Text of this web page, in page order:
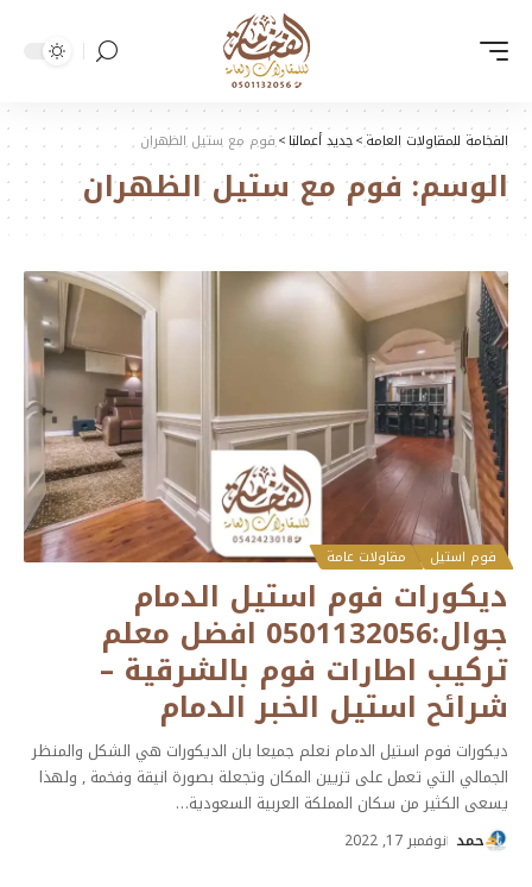
الفخامة للمقاولات العامة>جديد أعمالنا>فوم مع ستيل الظهران
الوسم: فوم مع ستيل الظهران
فوم استيل مقاولات عامة
ديكورات فوم استيل الدمام
جوال:0501132056 افضل معلم
تركيب اطارات فوم بالشرقية –
شرائح استيل الخبر الدمام
ديكورات فوم استيل الدمام نعلم جميعا بان الديكورات هي الشكل والمنظر
الجمالي التي تعمل على تزيين المكان وتجعلة بصورة انيقة وفخمة , ولهذا
يسعى الكثير من سكان المملكة العربية السعودية…
حمد نوفمبر 17, 2022